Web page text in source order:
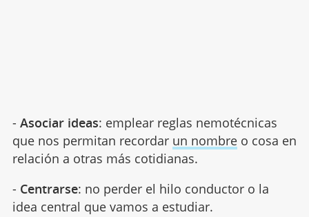
- Asociar ideas: emplear reglas nemotécnicas
que nos permitan recordar un nombreo cosa en
relación a otras más cotidianas.
- Centrarse: no perder el hilo conductor o la
idea central que vamos a estudiar.